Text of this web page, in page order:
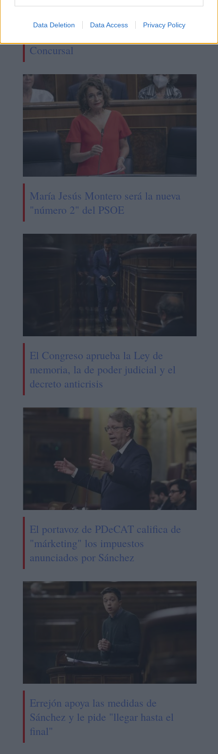
Data Deletion Data Access Privacy Policy
El Congreso aprueba definitivamente
las leyes de libertad sexual, de
Concursal
María Jesús Montero será la nueva
"número 2" del PSOE
El Congreso aprueba la Ley de
memoria, la de poder judicial y el
decreto anticrisis
El portavoz de PDeCAT califica de
"márketing" los impuestos
anunciados por Sánchez
Errejón apoya las medidas de
Sánchez y le pide "llegar hasta el
final"